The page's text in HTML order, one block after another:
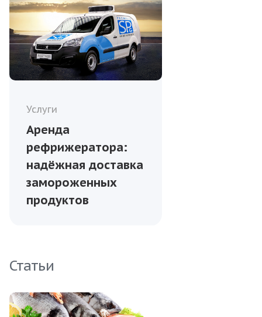
Услуги
Аренда
рефрижератора:
надёжная доставка
замороженных
продуктов
Статьи